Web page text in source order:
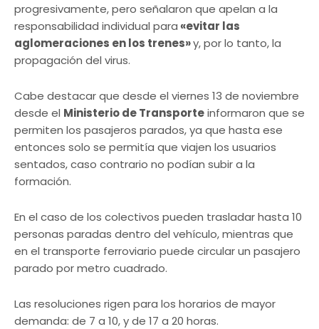
progresivamente, pero señalaron que apelan a la
responsabilidad individual para «evitar las
aglomeraciones en los trenes»y, por lo tanto, la
propagación del virus.
Cabe destacar que desde el viernes 13 de noviembre
desde el Ministerio de Transporteinformaron que se
permiten los pasajeros parados, ya que hasta ese
entonces solo se permitía que viajen los usuarios
sentados, caso contrario no podían subir a la
formación.
En el caso de los colectivos pueden trasladar hasta 10
personas paradas dentro del vehículo, mientras que
en el transporte ferroviario puede circular un pasajero
parado por metro cuadrado.
Las resoluciones rigen para los horarios de mayor
demanda: de 7 a 10, y de 17 a 20 horas.